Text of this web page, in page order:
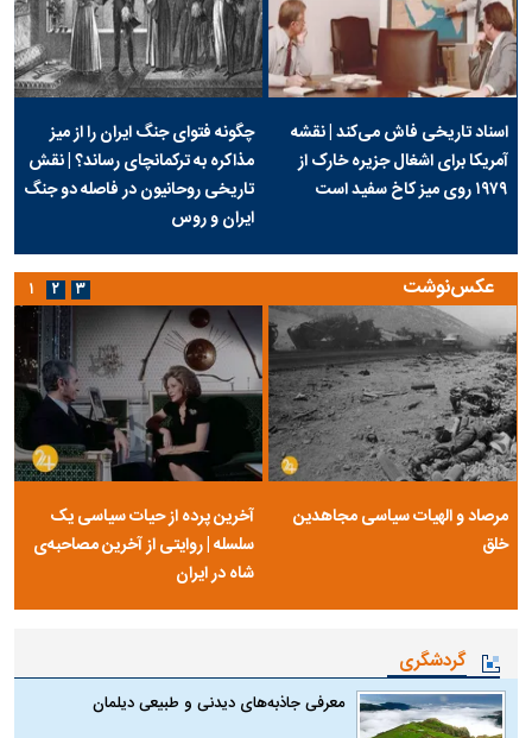
اسناد تاریخی فاش می‌کند | نقشه
آمریکا برای اشغال جزیره خارک از
۱۹۷۹ روی میز کاخ سفید است
چگونه فتوای جنگ ایران را از میز
مذاکره به ترکمانچای رساند؟ | نقش
تاریخی روحانیون در فاصله دو جنگ
ایران و روس
عکس‌نوشت
مرصاد و الهیات سیاسی مجاهدین
خلق
آخرین پرده از حیات سیاسی یک
سلسله | روایتی از آخرین مصاحبه‌ی
شاه در ایران
۱ ۲ ۳
گردشگری
معرفی جاذبه‌های دیدنی و طبیعی دیلمان